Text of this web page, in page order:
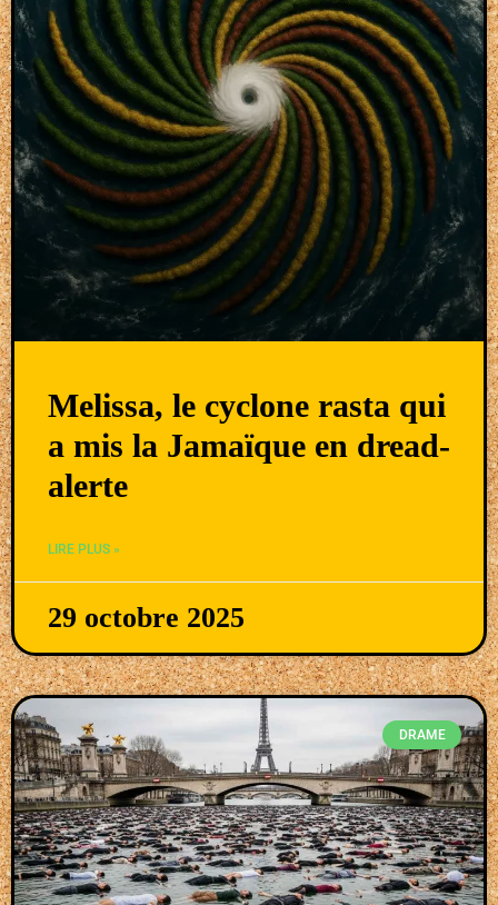
Melissa, le cyclone rasta qui
a mis la Jamaïque en dread-
alerte
LIRE PLUS »
29 octobre 2025
DRAME